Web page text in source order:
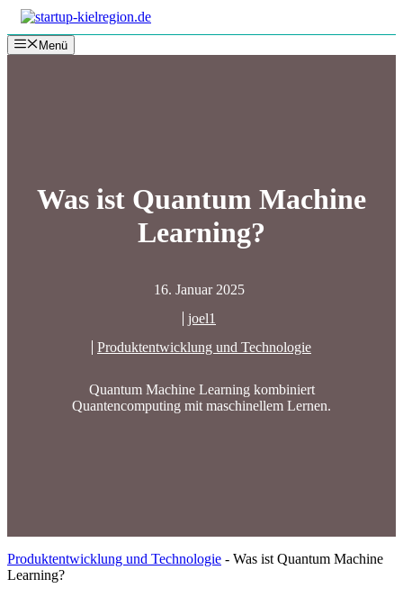
Zum
Inhalt
springenMenü
Was ist Quantum Machine
Learning?
16. Januar 2025
joel1
Produktentwicklung und Technologie
Quantum Machine Learning kombiniert
Quantencomputing mit maschinellem Lernen.
Produktentwicklung und Technologie - Was ist Quantum Machine
Learning?